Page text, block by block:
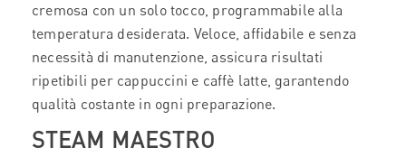
cremosa con un solo tocco, programmabile alla
temperatura desiderata. Veloce, affidabile e senza
necessità di manutenzione, assicura risultati
ripetibili per cappuccini e caffè latte, garantendo
qualità costante in ogni preparazione.
STEAM MAESTRO